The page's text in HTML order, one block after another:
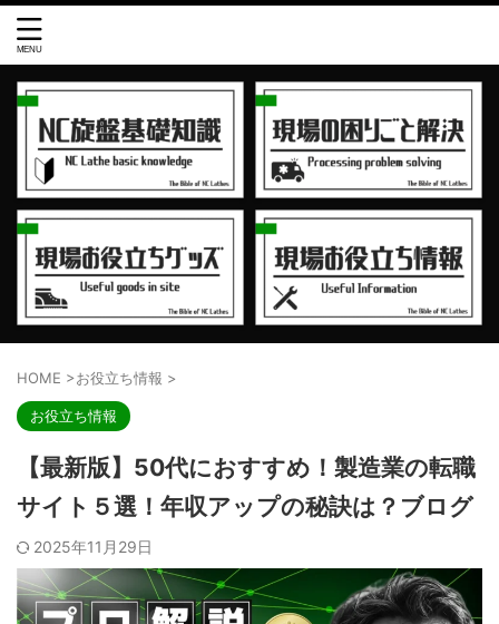
HOME >お役立ち情報 >
お役立ち情報
【最新版】50代におすすめ！製造業の転職
サイト５選！年収アップの秘訣は？ブログ
2025年11月29日